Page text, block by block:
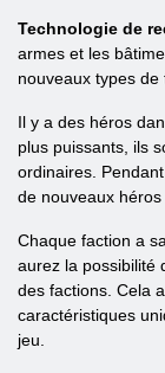
Technologie de
armes et les
nouveaux types de
Il y a des héros
plus puissants, ils
ordinaires.
de nouveaux
Chaque faction a
aurez la possibilité
des factions. Cela
caractéristiques
jeu.